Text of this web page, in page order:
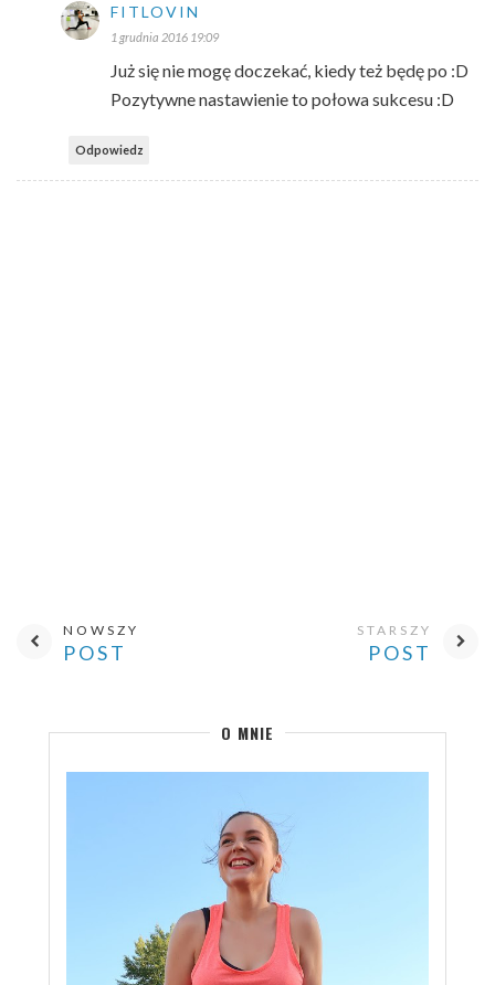
FITLOVIN
1 grudnia 2016 19:09
Już się nie mogę doczekać, kiedy też będę po :D
Pozytywne nastawienie to połowa sukcesu :D
Odpowiedz
NOWSZY
POST
STARSZY
POST
O MNIE